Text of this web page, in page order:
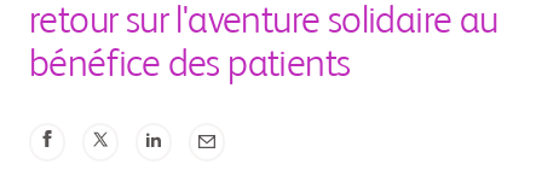
retour sur l'aventure solidaire au
bénéfice des patients